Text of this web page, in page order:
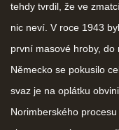
tehdy tvrdil, že ve
nic neví. V roce 1943
první masové hroby, do
Německo se pokusilo
svaz je na oplátku
Norimberského